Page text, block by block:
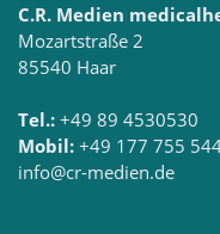
C.R. Medien
Mozartstraße 2
85540 Haar
Tel.: +49 89 4530530
Mobil: +49 177 755
info@cr-medien.de